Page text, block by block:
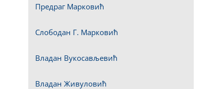
Предраг Марковић
Слободан Г. Марковић
Владан Вукосављевић
Владан Живуловић